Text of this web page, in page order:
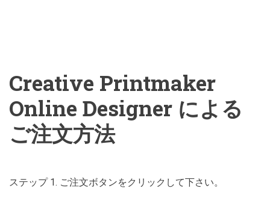
Creative Printmaker
Online Designer による
ご注文方法
ステップ 1. ご注文ボタンをクリックして下さい。